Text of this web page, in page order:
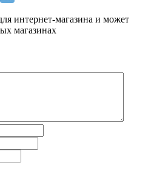
интернет-магазина и может
магазинах